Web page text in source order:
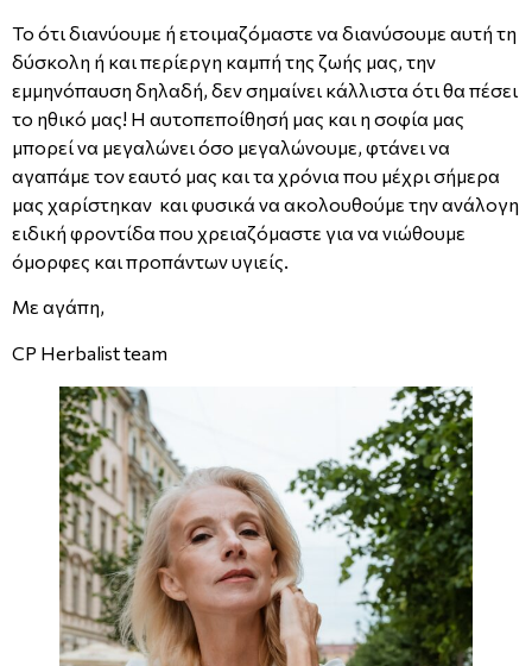
Το ότι διανύουμε ή ετοιμαζόμαστε να διανύσουμε αυτή τη
δύσκολη ή και περίεργη καμπή της ζωής μας, την
εμμηνόπαυση δηλαδή, δεν σημαίνει κάλλιστα ότι θα πέσει
το ηθικό μας! Η αυτοπεποίθησή μας και η σοφία μας
μπορεί να μεγαλώνει όσο μεγαλώνουμε, φτάνει να
αγαπάμε τον εαυτό μας και τα χρόνια που μέχρι σήμερα
μας χαρίστηκαν και φυσικά να ακολουθούμε την ανάλογη
ειδική φροντίδα που χρειαζόμαστε για να νιώθουμε
όμορφες και προπάντων υγιείς.
Με αγάπη,
CP Herbalist team